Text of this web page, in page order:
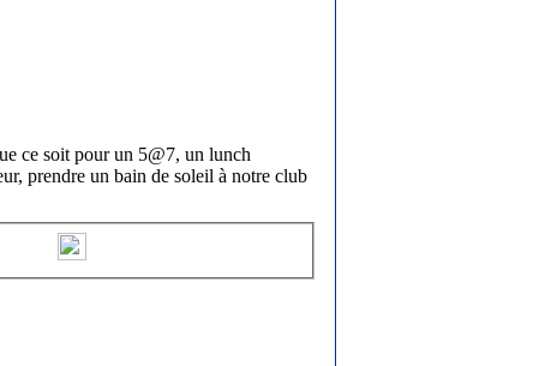
ce soit pour un 5@7, un lunch
prendre un bain de soleil à notre club